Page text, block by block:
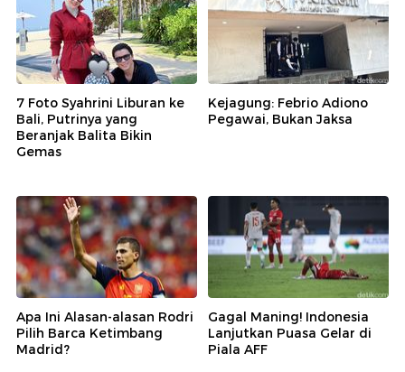
7 Foto Syahrini Liburan ke
Bali, Putrinya yang
Beranjak Balita Bikin
Gemas
Kejagung: Febrio Adiono
Pegawai, Bukan Jaksa
Apa Ini Alasan-alasan Rodri
Pilih Barca Ketimbang
Madrid?
Gagal Maning! Indonesia
Lanjutkan Puasa Gelar di
Piala AFF